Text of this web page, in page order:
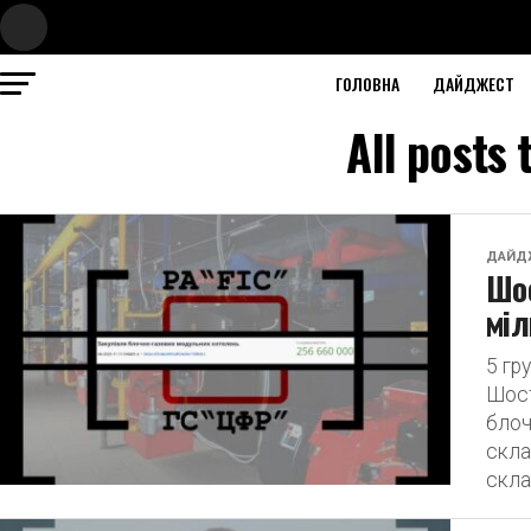
ГОЛОВНА ДАЙДЖЕСТ
All posts
5